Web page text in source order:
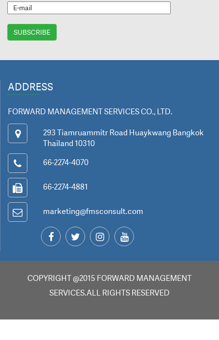
ADDRESS
FORWARD MANAGEMENT SERVICES CO., LTD.
293 Tiamruammitr Road Huaykwang Bangkok
Thailand 10310
66-2274-4070
66-2274-4881
marketing@fmsconsult.com
COPYRIGHT @2015 FORWARD MANAGEMENT
SERVICES.ALL RIGHTS RESERVED